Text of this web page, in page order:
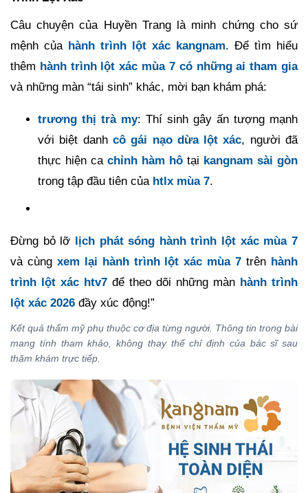
Câu chuyện của Huyền Trang là minh chứng cho sứ
mệnh của hành trình lột xác kangnam. Để tìm hiểu
thêm hành trình lột xác mùa 7 có những ai tham gia
và những màn “tái sinh” khác, mời bạn khám phá:
trương thị trà my: Thí sinh gây ấn tượng mạnh
với biệt danh cô gái nạo dừa lột xác, người đã
thực hiện ca chỉnh hàm hô tại kangnam sài gòn
trong tập đầu tiên của htlx mùa 7.
Đừng bỏ lỡ lịch phát sóng hành trình lột xác mùa 7
và cùng xem lại hành trình lột xác mùa 7 trên hành
trình lột xác htv7 để theo dõi những màn hành trình
lột xác 2026 đầy xúc động!”
Kết quả thẩm mỹ phụ thuộc cơ địa từng người. Thông tin trong bài
mang tính tham khảo, không thay thế chỉ định của bác sĩ sau
thăm khám trực tiếp.